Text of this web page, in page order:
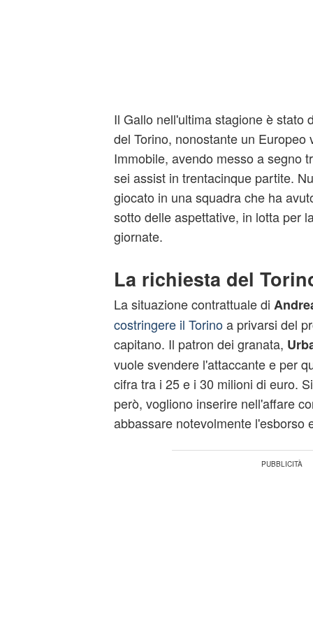
Il Gallo nell'ultima stagione è stato
del Torino, nonostante un Europeo
Immobile, avendo messo a segno
sei assist in trentacinque partite.
giocato in una squadra che ha
sotto delle aspettative, in lotta per
giornate.
La richiesta del
La situazione contrattuale di
costringere il Torinoa privarsi del
capitano. Il patron dei granata,
vuole svendere l'attaccante e per
cifra tra i 25 e i 30 milioni di euro.
però, vogliono inserire nell'affare
abbassare notevolmente l'esborso